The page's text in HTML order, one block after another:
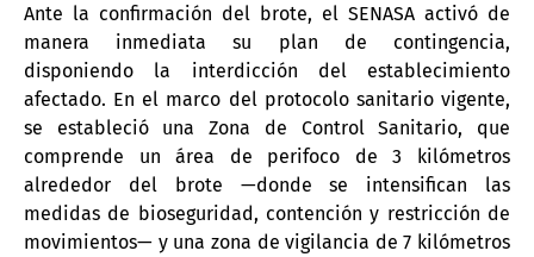
Ante la confirmación del brote, el SENASA activó de
manera inmediata su plan de contingencia,
disponiendo la interdicción del establecimiento
afectado. En el marco del protocolo sanitario vigente,
se estableció una Zona de Control Sanitario, que
comprende un área de perifoco de 3 kilómetros
alrededor del brote —donde se intensifican las
medidas de bioseguridad, contención y restricción de
movimientos— y una zona de vigilancia de 7 kilómetros